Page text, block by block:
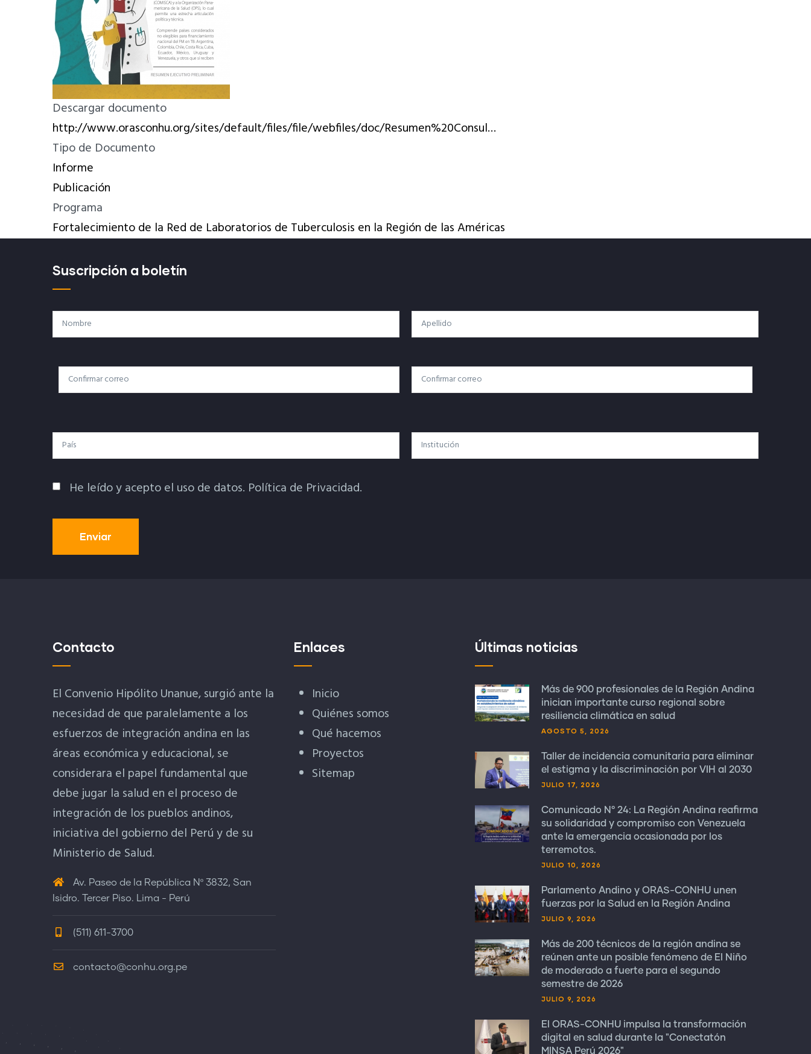
Descargar documento
http://www.orasconhu.org/sites/default/files/file/webfiles/doc/Resumen%20Consul…
Tipo de Documento
Informe
Publicación
Programa
Fortalecimiento de la Red de Laboratorios de Tuberculosis en la Región de las Américas
Suscripción a boletín
Nombre Apellido
Correo
Electrónico
Correo Electrónico Confirmar Correo
País Institución
Política De Privacidad
He leído y acepto el uso de datos. Política de Privacidad.
Contacto
El Convenio Hipólito Unanue, surgió ante la
necesidad de que paralelamente a los
esfuerzos de integración andina en las
áreas económica y educacional, se
considerara el papel fundamental que
debe jugar la salud en el proceso de
integración de los pueblos andinos,
iniciativa del gobierno del Perú y de su
Ministerio de Salud.
Av. Paseo de la República Nº 3832, San
Isidro. Tercer Piso. Lima - Perú
(511) 611-3700
contacto@conhu.org.pe
Enlaces
Inicio
Quiénes somos
Qué hacemos
Proyectos
Sitemap
Últimas noticias
Más de 900 profesionales de la Región Andina
inician importante curso regional sobre
resiliencia climática en salud
AGOSTO 5, 2026
Taller de incidencia comunitaria para eliminar
el estigma y la discriminación por VIH al 2030
JULIO 17, 2026
Comunicado N° 24: La Región Andina reafirma
su solidaridad y compromiso con Venezuela
ante la emergencia ocasionada por los
terremotos.
JULIO 10, 2026
Parlamento Andino y ORAS-CONHU unen
fuerzas por la Salud en la Región Andina
JULIO 9, 2026
Más de 200 técnicos de la región andina se
reúnen ante un posible fenómeno de El Niño
de moderado a fuerte para el segundo
semestre de 2026
JULIO 9, 2026
El ORAS-CONHU impulsa la transformación
digital en salud durante la "Conectatón
MINSA Perú 2026"